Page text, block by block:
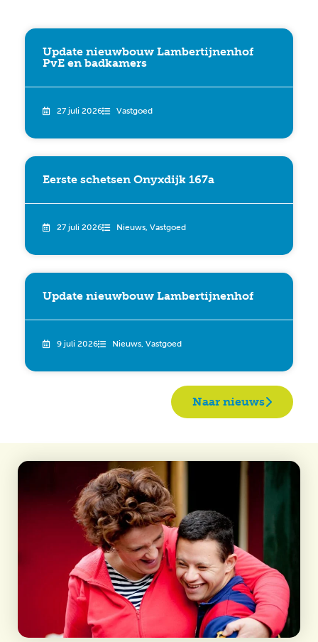
Update nieuwbouw Lambertijnenhof
PvE en badkamers
27 juli 2026 Vastgoed
Eerste schetsen Onyxdijk 167a
27 juli 2026 Nieuws, Vastgoed
Update nieuwbouw Lambertijnenhof
9 juli 2026 Nieuws, Vastgoed
Naar nieuws